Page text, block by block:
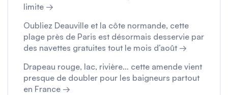
limite →
Oubliez Deauville et la côte normande, cette
plage près de Paris est désormais desservie par
des navettes gratuites tout le mois d’août →
Drapeau rouge, lac, rivière… cette amende vient
presque de doubler pour les baigneurs partout
en France →